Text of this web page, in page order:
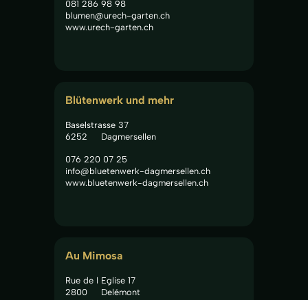
081 286 98 98
blumen@urech-garten.ch
www.urech-garten.ch
Blütenwerk und mehr
Baselstrasse 37
6252
Dagmersellen
076 220 07 25
info@bluetenwerk-dagmersellen.ch
www.bluetenwerk-dagmersellen.ch
Au Mimosa
Rue de l Eglise 17
2800
Delémont